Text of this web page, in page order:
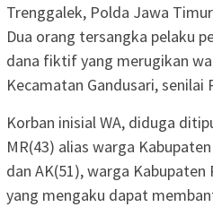
Trenggalek, Polda Jawa
Dua orang tersangka pelaku
dana fiktif yang merugikan
Kecamatan Gandusari, senilai
Korban inisial WA, diduga
MR(43) alias warga
dan AK(51), warga Kabupaten
yang mengaku dapat